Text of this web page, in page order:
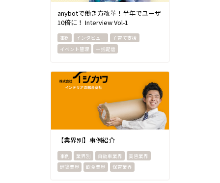
anybotで働き方改革！半年でユーザ
10倍に！ Interview Vol-1
インタビュー
子育て支援
イベント管理
一括配信
【業界別】事例紹介
業界別 自動車業界
美容業界
建築業界
飲食業界 保育業界